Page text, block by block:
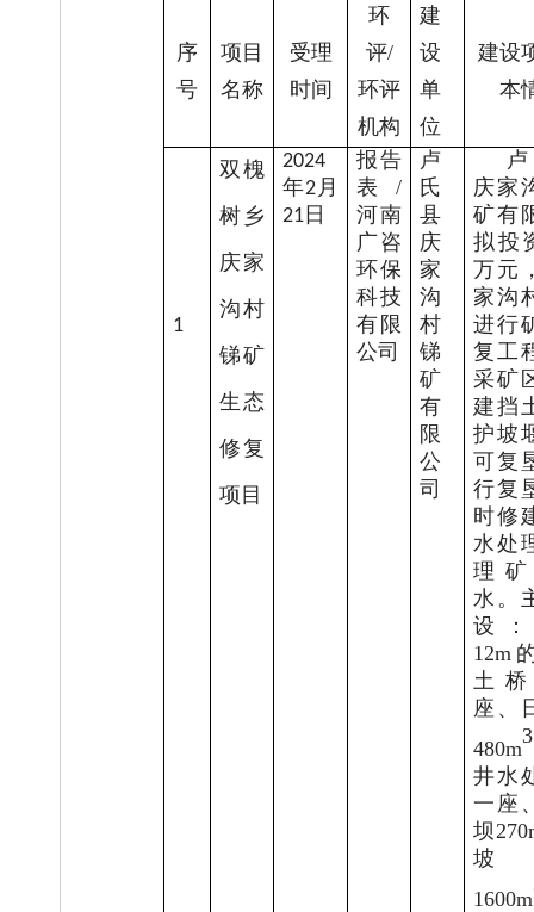
序
号
项目
名称
受理
时间
环
评/
环评
机构
建
设
单
位
建设
本
1
双槐
树乡
庆家
沟村
锑矿
生态
修复
项目
2024
年2 月
21 日
报告
表 /
河南
广咨
环保
科技
有限
公司
卢
氏
县
庆
家
沟
村
锑
矿
有
限
公
司
庆家
矿有
拟投
万元
家沟
进行
复工
采矿
建挡
护坡
可复
行复
时修
水处
理
水。
设
12m
土
座、
480m
3
井水
一座
坝
1600m